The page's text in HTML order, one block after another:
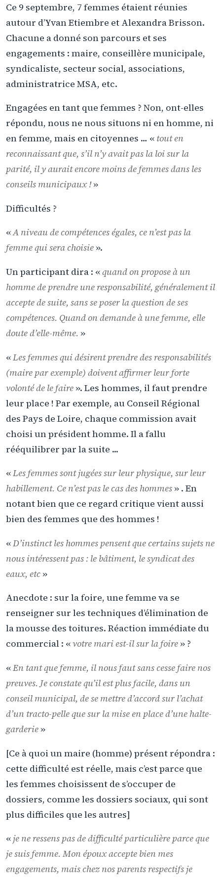
Ce 9 septembre, 7 femmes étaient réunies
autour d’Yvan Etiembre et Alexandra Brisson.
Chacune a donné son parcours et ses
engagements : maire, conseillère municipale,
syndicaliste, secteur social, associations,
administratrice MSA, etc.
Engagées en tant que femmes ? Non, ont-elles
répondu, nous ne nous situons ni en homme, ni
en femme, mais en citoyennes … « tout en
reconnaissant que, s’il n’y avait pas la loi sur la
parité, il y aurait encore moins de femmes dans les
conseils municipaux ! »
Difficultés ?
«A niveau de compétences égales, ce n’est pas la
femme qui sera choisie ».
Un participant dira : «quand on propose à un
homme de prendre une responsabilité, généralement il
accepte de suite, sans se poser la question de ses
compétences. Quand on demande à une femme, elle
doute d’elle-même. »
«Les femmes qui désirent prendre des responsabilités
(maire par exemple) doivent affirmer leur forte
volonté de le faire ». Les hommes, il faut prendre
leur place ! Par exemple, au Conseil Régional
des Pays de Loire, chaque commission avait
choisi un président homme. Il a fallu
rééquilibrer par la suite ...
«Les femmes sont jugées sur leur physique, sur leur
habillement. Ce n’est pas le cas des hommes » . En
notant bien que ce regard critique vient aussi
bien des femmes que des hommes !
«D’instinct les hommes pensent que certains sujets ne
nous intéressent pas : le bâtiment, le syndicat des
eaux, etc »
Anecdote : sur la foire, une femme va se
renseigner sur les techniques d’élimination de
la mousse des toitures. Réaction immédiate du
commercial : «votre mari est-il sur la foire » ?
«En tant que femme, il nous faut sans cesse faire nos
preuves. Je constate qu’il est plus facile, dans un
conseil municipal, de se mettre d’accord sur l’achat
d’un tracto-pelle que sur la mise en place d’une halte-
garderie »
[Ce à quoi un maire (homme) présent répondra :
cette difficulté est réelle, mais c’est parce que
les femmes choisissent de s’occuper de
dossiers, comme les dossiers sociaux, qui sont
plus difficiles que les autres]
« je ne ressens pas de difficulté particulière parce que
je suis femme. Mon époux accepte bien mes
engagements, mais chez nos parents respectifs je